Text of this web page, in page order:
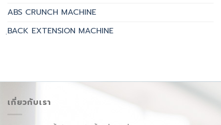
ABS CRUNCH MACHINE
ฺBACK EXTENSION MACHINE
เกี่ยวกับเรา